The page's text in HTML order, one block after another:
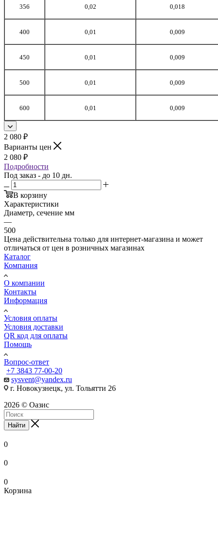
356 0,02 0,018
400 0,01 0,009
450 0,01 0,009
500 0,01 0,009
600 0,01 0,009
2 080 ₽
Варианты цен
2 080 ₽
Подробности
Под заказ - до 10 дн.
В корзину
Характеристики
Диаметр, сечение мм
—
500
Цена действительна только для интернет-магазина и может
отличаться от цен в розничных магазинах
Каталог
Компания
О компании
Контакты
Информация
Условия оплаты
Условия доставки
QR код для оплаты
Помощь
Вопрос-ответ
+7 3843 77-00-20
sysvent@yandex.ru
г. Новокузнецк, ул. Тольятти 26
2026 © Оазис
Найти
0
0
0
Корзина